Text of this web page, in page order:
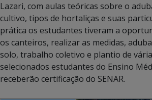
Lazari, com aulas teóricas sobre o
cultivo, tipos de hortaliças e suas
prática os estudantes tiveram a
os canteiros, realizar as medidas,
solo, trabalho coletivo e plantio de
selecionados estudantes do Ensino
receberão certificação do SENAR.